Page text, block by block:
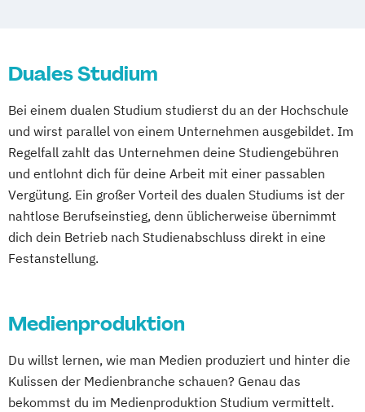
Duales Studium
Bei einem dualen Studium studierst du an der Hochschule
und wirst parallel von einem Unternehmen ausgebildet. Im
Regelfall zahlt das Unternehmen deine Studiengebühren
und entlohnt dich für deine Arbeit mit einer passablen
Vergütung. Ein großer Vorteil des dualen Studiums ist der
nahtlose Berufseinstieg, denn üblicherweise übernimmt
dich dein Betrieb nach Studienabschluss direkt in eine
Festanstellung.
Medienproduktion
Du willst lernen, wie man Medien produziert und hinter die
Kulissen der Medienbranche schauen? Genau das
bekommst du im Medienproduktion Studium vermittelt.